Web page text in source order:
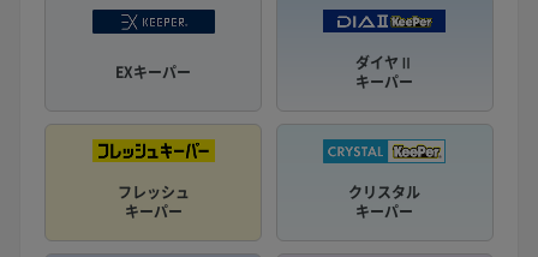
EXキーパー
ダイヤⅡ
キーパー
フレッシュ
キーパー
クリスタル
キーパー